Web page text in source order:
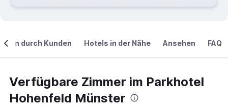
durch Kunden Hotels in der Nähe Ansehen FAQ
Verfügbare Zimmer im Parkhotel
Hohenfeld Münster